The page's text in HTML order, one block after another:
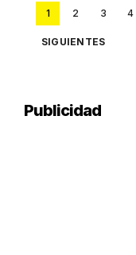
Posts
pagination
1 2 3 4
SIGUIENTES
Publicidad